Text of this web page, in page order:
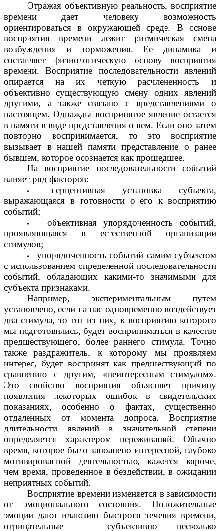
Отражая объективную реальность, восприятие
времени дает человеку возможность
ориентироваться в окружающей среде. В основе
восприятия времени лежит ритмическая смена
возбуждения и торможения. Ее динамика и
составляет физиологическую основу восприятия
времени. Восприятие последовательности явлений
опирается на их четкую расчлененность и
объективно существующую смену одних явлений
другими, а также связано с представлениями о
настоящем. Однажды воспринятое явление остается
в памяти в виде представления о нем. Если оно затем
повторно воспринимается, то это восприятие
вызывает в нашей памяти представление о ранее
бывшем, которое осознается как прошедшее.
На восприятие последовательности событий
влияет ряд факторов:
перцептивная установка субъекта,
выражающаяся в готовности о его к восприятию
событий;
объективная упорядоченность событий,
проявляющаяся в естественной организации
стимулов;
упорядоченность событий самим субъектом
с использованием определенной последовательности
событий, обладающих какими-то значимыми для
субъекта признаками.
Например, экспериментальным путем
установлено, если на нас одновременно воздействует
два стимула, то тот из них, к восприятию которого
мы подготовились, будет восприниматься в качестве
предшествующего, более раннего стимула. Точно
также раздражитель, к которому мы проявляем
интерес, будет воспринят как предшествующий по
сравнению с другим, «неинтересным стимулом».
Это свойство восприятия объясняет причину
появления некоторых ошибок в свидетельских
показаниях, особенно о фактах, существенно
отдаленных от момента допроса. Восприятие
длительности явлений в значительной степени
определяется характером переживаний. Обычно
время, которое было заполнено интересной, глубоко
мотивированной деятельностью, кажется короче,
чем время, проведенное в бездействии, в ожидании
неприятных событий.
Восприятие времени изменяется в зависимости
от эмоционального состояния. Положительные
эмоции дают иллюзию быстрого течения времени,
отрицательные – субъективно несколько